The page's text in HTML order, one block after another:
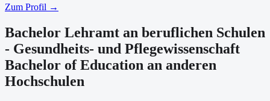
Zum Profil →
Bachelor Lehramt an beruflichen Schulen
- Gesundheits- und Pflegewissenschaft
Bachelor of Education an anderen
Hochschulen